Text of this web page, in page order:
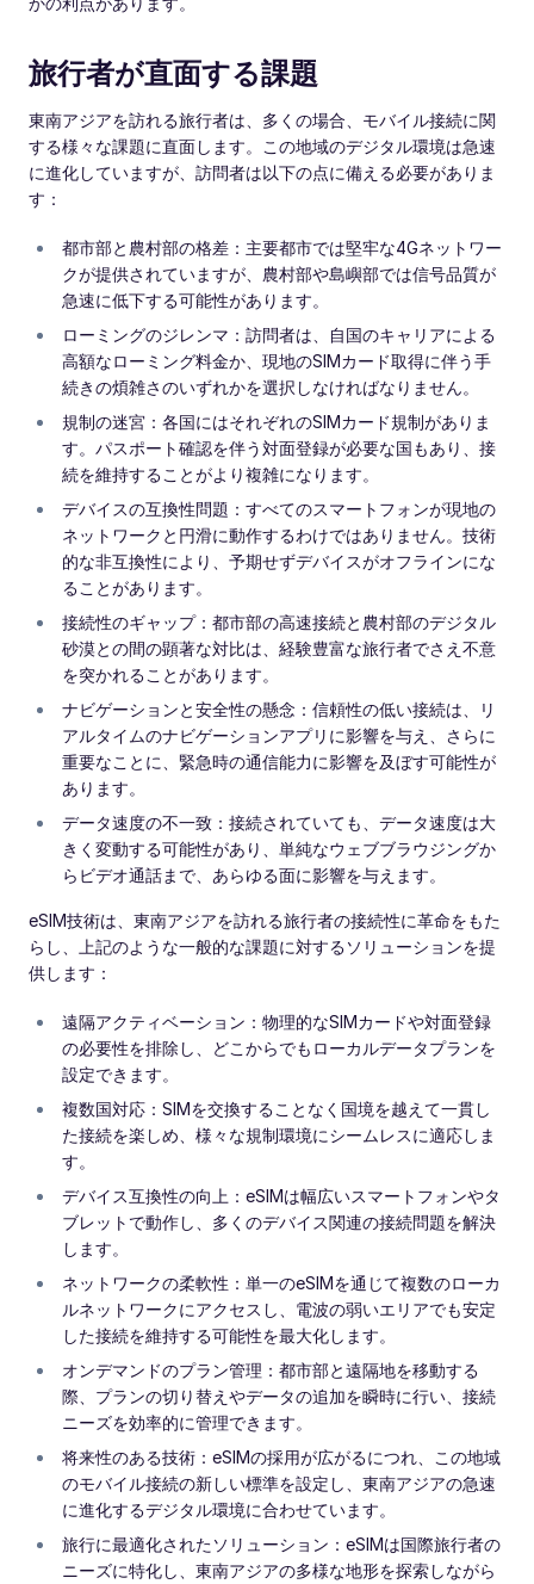
旅行者が直面する課題
東南アジアを訪れる旅行者は、多くの場合、モバイル接続に関
する様々な課題に直面します。この地域のデジタル環境は急速
に進化していますが、訪問者は以下の点に備える必要がありま
す：
都市部と農村部の格差：主要都市では堅牢な4Gネットワー
クが提供されていますが、農村部や島嶼部では信号品質が
急速に低下する可能性があります。
ローミングのジレンマ：訪問者は、自国のキャリアによる
高額なローミング料金か、現地のSIMカード取得に伴う手
続きの煩雑さのいずれかを選択しなければなりません。
規制の迷宮：各国にはそれぞれのSIMカード規制がありま
す。パスポート確認を伴う対面登録が必要な国もあり、接
続を維持することがより複雑になります。
デバイスの互換性問題：すべてのスマートフォンが現地の
ネットワークと円滑に動作するわけではありません。技術
的な非互換性により、予期せずデバイスがオフラインにな
ることがあります。
接続性のギャップ：都市部の高速接続と農村部のデジタル
砂漠との間の顕著な対比は、経験豊富な旅行者でさえ不意
を突かれることがあります。
ナビゲーションと安全性の懸念：信頼性の低い接続は、リ
アルタイムのナビゲーションアプリに影響を与え、さらに
重要なことに、緊急時の通信能力に影響を及ぼす可能性が
あります。
データ速度の不一致：接続されていても、データ速度は大
きく変動する可能性があり、単純なウェブブラウジングか
らビデオ通話まで、あらゆる面に影響を与えます。
eSIM技術は、東南アジアを訪れる旅行者の接続性に革命をもた
らし、上記のような一般的な課題に対するソリューションを提
供します：
遠隔アクティベーション：物理的なSIMカードや対面登録
の必要性を排除し、どこからでもローカルデータプランを
設定できます。
複数国対応：SIMを交換することなく国境を越えて一貫し
た接続を楽しめ、様々な規制環境にシームレスに適応しま
す。
デバイス互換性の向上：eSIMは幅広いスマートフォンやタ
ブレットで動作し、多くのデバイス関連の接続問題を解決
します。
ネットワークの柔軟性：単一のeSIMを通じて複数のローカ
ルネットワークにアクセスし、電波の弱いエリアでも安定
した接続を維持する可能性を最大化します。
オンデマンドのプラン管理：都市部と遠隔地を移動する
際、プランの切り替えやデータの追加を瞬時に行い、接続
ニーズを効率的に管理できます。
将来性のある技術：eSIMの採用が広がるにつれ、この地域
のモバイル接続の新しい標準を設定し、東南アジアの急速
に進化するデジタル環境に合わせています。
旅行に最適化されたソリューション：eSIMは国際旅行者の
ニーズに特化し、東南アジアの多様な地形を探索しながら